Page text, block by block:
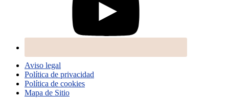
Aviso legal
Política de privacidad
Política de cookies
Mapa de Sitio